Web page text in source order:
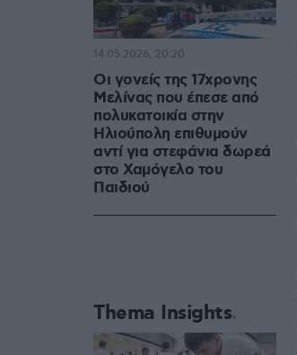
Οι γονείς της 17χρονης
Μελίνας που έπεσε από
πολυκατοικία στην
Ηλιούπολη επιθυμούν
αντί για στεφάνια δωρεά
στο Χαμόγελο του
Παιδιού
14.05.2026, 20:20
Thema Insights